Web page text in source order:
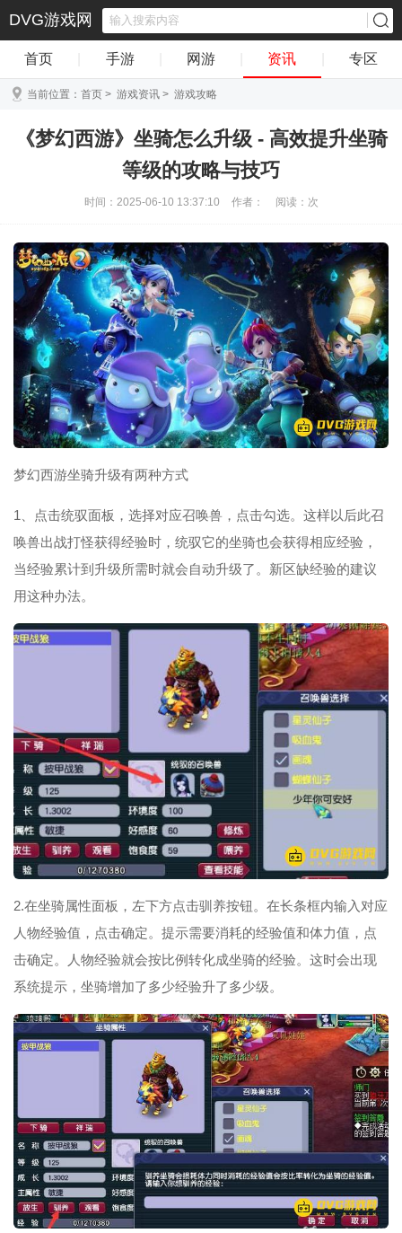
DVG游戏网
首页 手游 网游 资讯 专区
当前位置： 首页 > 游戏资讯 > 游戏攻略
《梦幻西游》坐骑怎么升级 - 高效提升坐骑
等级的攻略与技巧
时间：2025-06-10 13:37:10 作者： 阅读： 次
梦幻西游坐骑升级有两种方式
1、点击统驭面板，选择对应召唤兽，点击勾选。这样以后此召
唤兽出战打怪获得经验时，统驭它的坐骑也会获得相应经验，
当经验累计到升级所需时就会自动升级了。新区缺经验的建议
用这种办法。
2.在坐骑属性面板，左下方点击驯养按钮。在长条框内输入对应
人物经验值，点击确定。提示需要消耗的经验值和体力值，点
击确定。人物经验就会按比例转化成坐骑的经验。这时会出现
系统提示，坐骑增加了多少经验升了多少级。